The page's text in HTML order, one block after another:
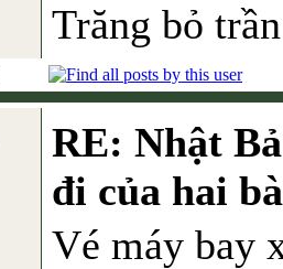
Trăng bỏ
RE: Nhật
đi của hai
Vé máy bay